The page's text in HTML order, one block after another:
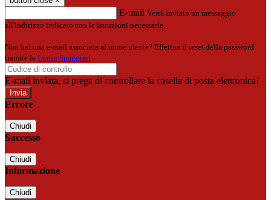
E-mail Verrà inviato un messaggio
all'indirizzo indicato con le istruzioni necessarie.
Non hai una e-mail associata al nome utente? Effettua il reset della password
tramite la Login Spaggiari
E-mail inviata, si prega di controllare la casella di posta elettronica!
Errore
Chiudi
Successo
Chiudi
Informazione
Chiudi